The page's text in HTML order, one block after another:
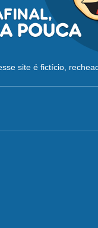
site é fictício,